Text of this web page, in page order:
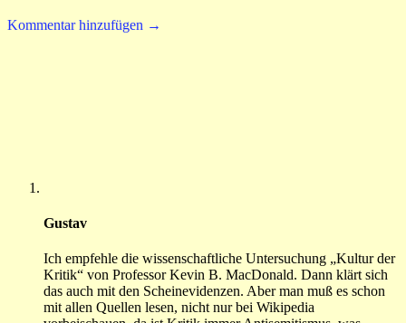
Kommentar hinzufügen →
Gustav
Ich empfehle die wissenschaftliche Untersuchung „Kultur der
Kritik“ von Professor Kevin B. MacDonald. Dann klärt sich
das auch mit den Scheinevidenzen. Aber man muß es schon
mit allen Quellen lesen, nicht nur bei Wikipedia